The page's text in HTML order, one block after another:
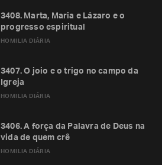
HOMILIA DIÁRIA
3408. Marta, Maria e Lázaro e o
progresso espiritual
HOMILIA DIÁRIA
3407. O joio e o trigo no campo da
Igreja
HOMILIA DIÁRIA
3406. A força da Palavra de Deus na
vida de quem crê